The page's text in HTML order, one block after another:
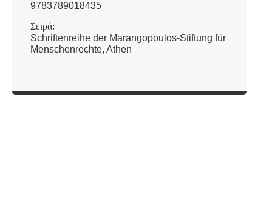
9783789018435
Σειρά:
Schriftenreihe der Marangopoulos-Stiftung für
Menschenrechte, Athen